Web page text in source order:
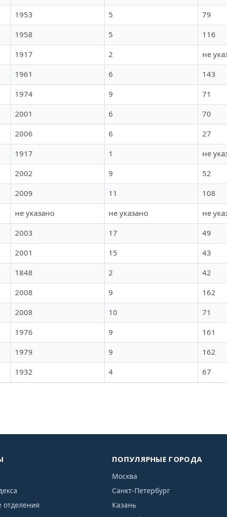
1953 5 79
1958 5 116
1917 2 не
1961 6 143
1974 9 71
2001 6 70
2006 6 27
1917 1 не
2002 9 52
2009 11 108
не указано не указано не
2003 17 49
2001 15 43
1848 2 42
2008 9 162
2008 10 71
1976 9 161
1979 9 162
1932 4 67
отделения
ПОПУЛЯРНЫЕ ГОРОДА
Москва
Санкт-Петербург
Казань